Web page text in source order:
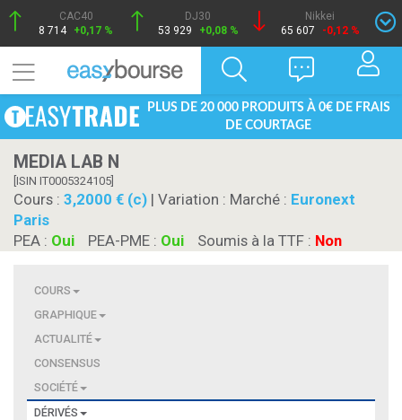
CAC40
8 714 +0,17 %
DJ30
53 929
+0,08 %
Nikkei
65 607
-0,12 %
PLUS DE 20 000 PRODUITS À 0€ DE FRAIS
DE COURTAGE
MEDIA LAB N
[ISIN IT0005324105]
Cours : 3,2000 € (c) | Variation : Marché : Euronext
Paris
PEA : Oui PEA-PME : Oui Soumis à la TTF : Non
COURS
GRAPHIQUE
ACTUALITÉ
CONSENSUS
SOCIÉTÉ
DÉRIVÉS